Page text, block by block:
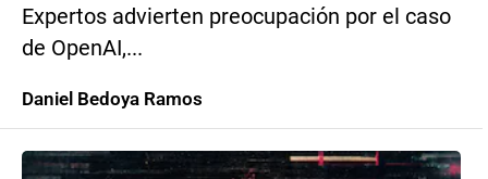
Expertos advierten preocupación por el caso
de OpenAI,...
Daniel Bedoya Ramos